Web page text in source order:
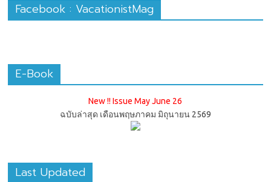
Facebook : VacationistMag
E-Book
New !! Issue May June 26
ฉบับล่าสุด เดือนพฤษภาคม มิถุนายน 2569
Last Updated